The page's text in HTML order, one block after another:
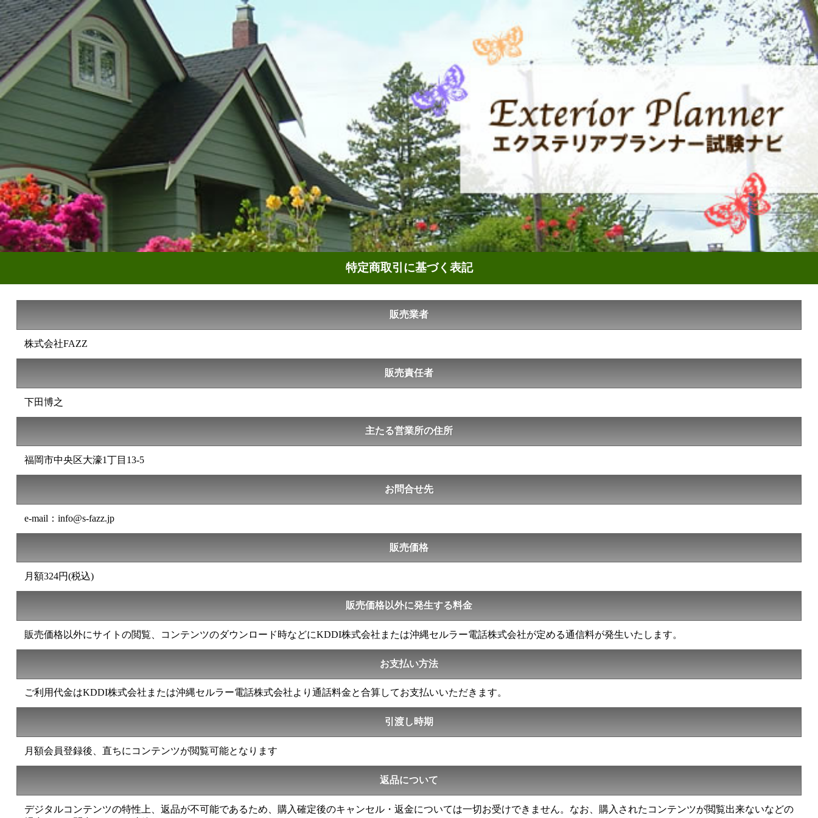
特定商取引に基づく表記
販売業者
株式会社FAZZ
販売責任者
下田博之
主たる営業所の住所
福岡市中央区大濠1丁目13-5
お問合せ先
e-mail：info@s-fazz.jp
販売価格
月額324円(税込)
販売価格以外に発生する料金
販売価格以外にサイトの閲覧、コンテンツのダウンロード時などにKDDI株式会社または沖縄セルラー電話株式会社が定める通信料が発生いたします。
お支払い方法
ご利用代金はKDDI株式会社または沖縄セルラー電話株式会社より通話料金と合算してお支払いいただきます。
引渡し時期
月額会員登録後、直ちにコンテンツが閲覧可能となります
返品について
デジタルコンテンツの特性上、返品が不可能であるため、購入確定後のキャンセル・返金については一切お受けできません。なお、購入されたコンテンツが閲覧出来ないなどの